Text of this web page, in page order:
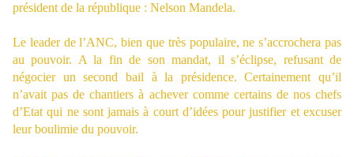
président de la république : Nelson Mandela.
Le leader de l’ANC, bien que très populaire, ne s’accrochera pas
au pouvoir. A la fin de son mandat, il s’éclipse, refusant de
négocier un second bail à la présidence. Certainement qu’il
n’avait pas de chantiers à achever comme certains de nos chefs
d’Etat qui ne sont jamais à court d’idées pour justifier et excuser
leur boulimie du pouvoir.